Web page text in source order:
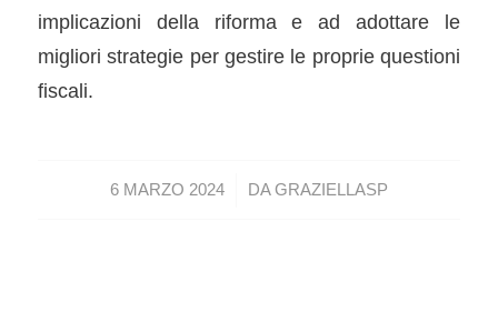
implicazioni della riforma e ad adottare le
migliori strategie per gestire le proprie questioni
fiscali.
6 MARZO 2024
/ DAGRAZIELLASP